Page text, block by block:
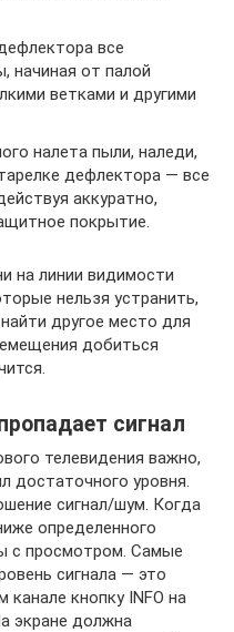
все
начиная от палой
ветками и другими
налета пыли, наледи,
дефлектора — все
аккуратно,
покрытие.
на линии видимости
нельзя устранить,
другое место для
добиться
сигнал
телевидения важно,
достаточного уровня.
сигнал/шум. Когда
определенного
с просмотром. Самые
сигнала — это
кнопку INFO на
экране должна